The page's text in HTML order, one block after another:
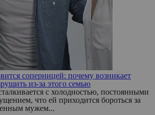
соперницей: почему возникает
из-за этого семью
с холодностью, постоянными
что ей приходится бороться за
мужем...